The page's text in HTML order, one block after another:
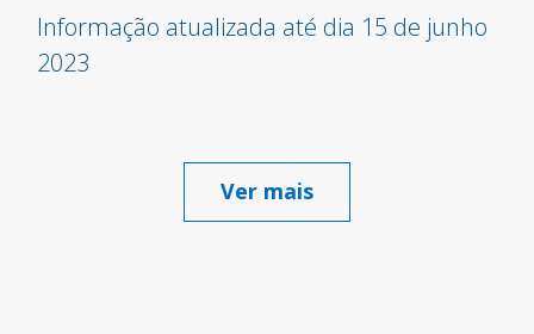
Informação atualizada até dia 15 de junho
2023
Ver mais